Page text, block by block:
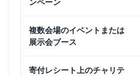
複数会場のイベントまたは
展示会ブース
寄付レシート上のチャリテ